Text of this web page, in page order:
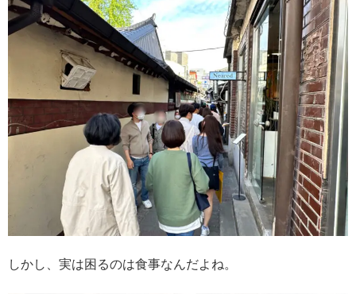
しかし、実は困るのは食事なんだよね。